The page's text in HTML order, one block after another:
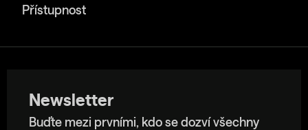
Přístupnost
Newsletter
Buďte mezi prvními, kdo se dozví všechny